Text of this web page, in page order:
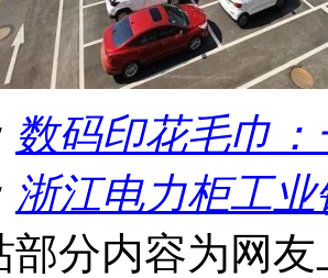
数码印花毛巾
浙江电力柜工
部分内容为网